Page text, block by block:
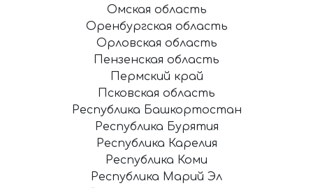
Омская область
Оренбургская область
Орловская область
Пензенская область
Пермский край
Псковская область
Республика Башкортостан
Республика Бурятия
Республика Карелия
Республика Коми
Республика Марий Эл